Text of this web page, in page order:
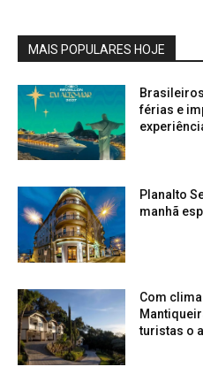
MAIS POPULARES HOJE
férias e
Planalto
manhã
Com
turistas o